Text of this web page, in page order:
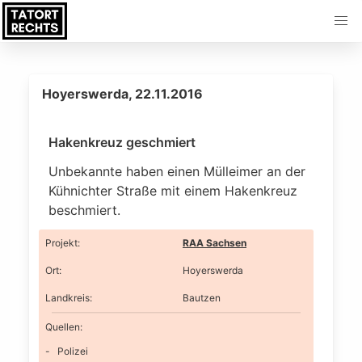
Hoyerswerda, 22.11.2016
Hakenkreuz geschmiert
Unbekannte haben einen Mülleimer an der
Kühnichter Straße mit einem Hakenkreuz
beschmiert.
Projekt: RAA Sachsen
Ort: Hoyerswerda
Landkreis: Bautzen
Quellen:
Polizei